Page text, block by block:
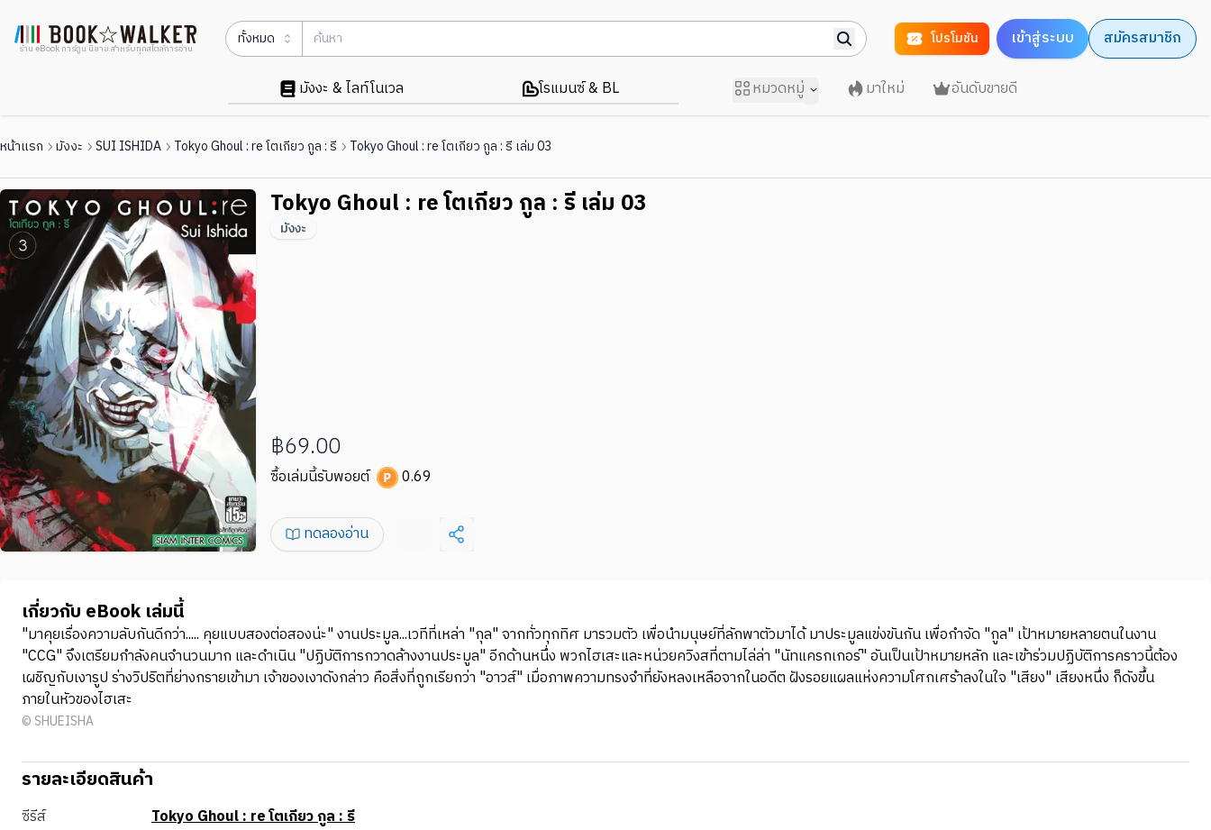
ร้าน eBook การ์ตูน นิยาย สำหรับทุกสไตล์การอ่าน
ทั้งหมด โปรโมชัน เข้าสู่ระบบ สมัครสมาชิก
มังงะ & ไลท์โนเวล โรแมนซ์ & BL หมวดหมู่ มาใหม่ อันดับขายดี
หน้าแรก มังงะ SUI ISHIDA Tokyo Ghoul : re โตเกียว กูล : รี Tokyo Ghoul : re โตเกียว กูล : รี เล่ม 03
Tokyo Ghoul : re โตเกียว กูล : รี เล่ม 03
มังงะ
฿69.00
ซื้อเล่มนี้รับพอยต์ 0.69
ทดลองอ่าน
เกี่ยวกับ eBook เล่มนี้
"มาคุยเรื่องความลับกันดีกว่า..... คุยแบบสองต่อสองน่ะ" งานประมูล...เวทีที่เหล่า "กุล" จากทั่วทุกทิศ มารวมตัว เพื่อนำมนุษย์ที่ลักพาตัวมาได้ มาประมูลแข่งขันกัน เพื่อกำจัด "กูล" เป้าหมายหลายตนในงาน
"CCG" จึงเตรียมกำลังคนจำนวนมาก และดำเนิน "ปฏิบัติการกวาดล้างงานประมูล" อีกด้านหนึ่ง พวกไฮเสะและหน่วยควิงสที่ตามไล่ล่า "นัทแครกเกอร์" อันเป็นเป้าหมายหลัก และเข้าร่วมปฏิบัติการคราวนี้ต้อง
เผชิญกับเงารูป ร่างวิปริตที่ย่างกรายเข้ามา เจ้าของเงาดังกล่าว คือสิ่งที่ถูกเรียกว่า "อาวส์" เมื่อภาพความทรงจำที่ยังหลงเหลือจากในอดีต ฝังรอยแผลแห่งความโศกเศร้าลงในใจ "เสียง" เสียงหนึ่ง ก็ดังขึ้น
ภายในหัวของไฮเสะ
© SHUEISHA
รายละเอียดสินค้า
ซีรีส์
Tokyo Ghoul : re โตเกียว กูล : รี